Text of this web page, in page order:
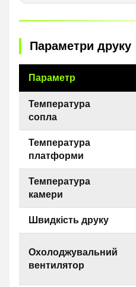
Параметри друку
Параметр
Температура
сопла
Температура
платформи
Температура
камери
Швидкість друку
Охолоджувальний
вентилятор